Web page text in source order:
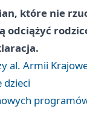
które nie
odciążyć
al. Armii
dzieci